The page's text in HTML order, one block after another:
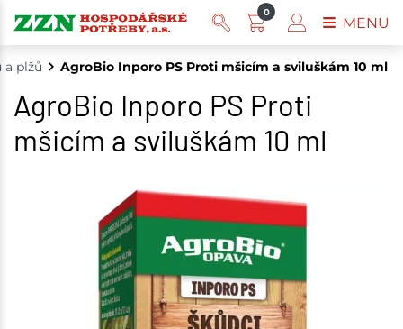
a plžů AgroBio Inporo PS Proti mšicím a sviluškám 10 ml
AgroBio Inporo PS Proti
mšicím a sviluškám 10 ml
0
MENU